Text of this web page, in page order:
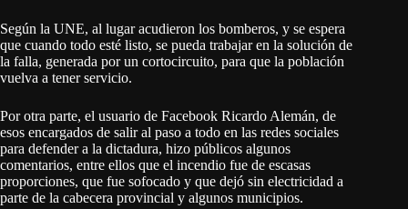
Según la UNE, al lugar acudieron los bomberos, y se espera
que cuando todo esté listo, se pueda trabajar en la solución de
la falla, generada por un cortocircuito, para que la población
vuelva a tener servicio.
Por otra parte, el usuario de Facebook Ricardo Alemán, de
esos encargados de salir al paso a todo en las redes sociales
para defender a la dictadura, hizo públicos algunos
comentarios, entre ellos que el incendio fue de escasas
proporciones, que fue sofocado y que dejó sin electricidad a
parte de la cabecera provincial y algunos municipios.